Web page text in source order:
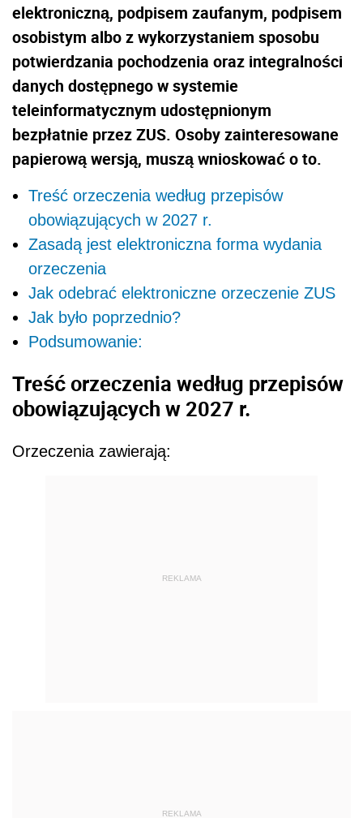
elektroniczną, podpisem zaufanym, podpisem
osobistym albo z wykorzystaniem sposobu
potwierdzania pochodzenia oraz integralności
danych dostępnego w systemie
teleinformatycznym udostępnionym
bezpłatnie przez ZUS. Osoby zainteresowane
papierową wersją, muszą wnioskować o to.
Treść orzeczenia według przepisów
obowiązujących w 2027 r.
Zasadą jest elektroniczna forma wydania
orzeczenia
Jak odebrać elektroniczne orzeczenie ZUS
Jak było poprzednio?
Podsumowanie:
Treść orzeczenia według przepisów
obowiązujących w 2027 r.
Orzeczenia zawierają:
REKLAMA
REKLAMA